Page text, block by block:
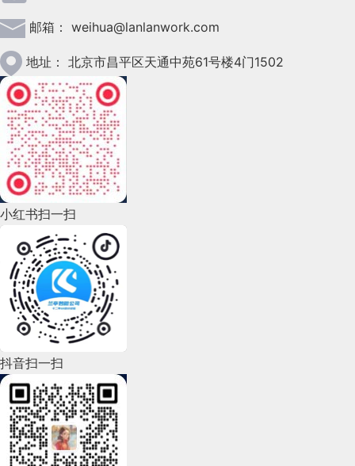
2023年2月(90)
2023年1月(78)
2022年12月(45)
2022年11月(69)
2022年10月(51)
2022年9月(135)
2022年8月(60)
2022年7月(111)
2022年6月(162)
2022年5月(143)
2022年4月(86)
2022年3月(119)
2022年2月(53)
2022年1月(99)
邮箱： weihua@lanlanwork.com
地址： 北京市昌平区天通中苑61号楼4门1502
小红书扫一扫
抖音扫一扫